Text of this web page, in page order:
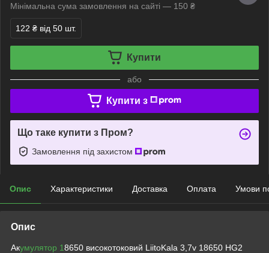
Мінімальна сума замовлення на сайті — 150 ₴
122 ₴ від 50 шт.
Купити
або
Купити з
Що таке купити з Пром?
Замовлення під захистом
Опис Характеристики Доставка Оплата Умови
Опис
Акумулятор 18650 високотоковий LiitoKala 3,7v 18650 HG2